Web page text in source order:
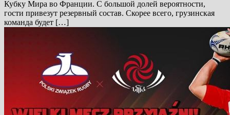
Кубку Мира во Франции. С большой долей вероятности,
гости привезут резервный состав. Скорее всего, грузинская
команда будет […]